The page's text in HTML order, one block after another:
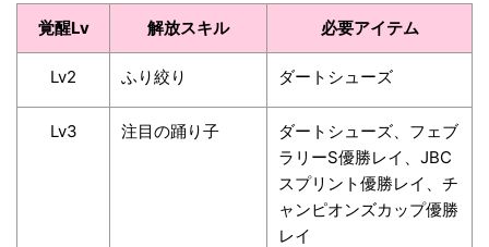
覚醒Lv 解放スキル 必要アイテム
Lv2 ふり絞り ダートシューズ
Lv3 注目の踊り子
ダートシューズ、フェブ
ラリーS優勝レイ、JBC
スプリント優勝レイ、チ
ャンピオンズカップ優勝
レイ